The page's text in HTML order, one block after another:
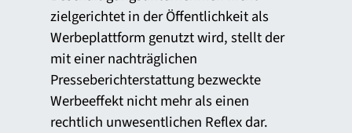
zielgerichtet in der Öffentlichkeit als
Werbeplattform genutzt wird, stellt der
mit einer nachträglichen
Presseberichterstattung bezweckte
Werbeeffekt nicht mehr als einen
rechtlich unwesentlichen Reflex dar.